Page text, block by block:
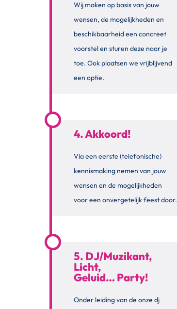
Wij maken op basis van jouw
wensen, de mogelijkheden en
beschikbaarheid een concreet
voorstel en sturen deze naar je
toe. Ook plaatsen we vrijblijvend
een optie.
4. Akkoord!
Via een eerste (telefonische)
kennismaking nemen van jouw
wensen en de mogelijkheden
voor een onvergetelijk feest door.
5. DJ/Muzikant,
Licht,
Geluid… Party!
Onder leiding van de onze dj